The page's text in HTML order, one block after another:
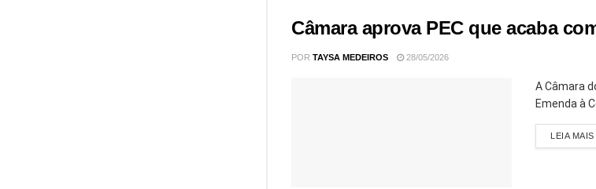
Câmara aprova PEC que acaba
POR TAYSA MEDEIROS 28/05/2026
A Câmara
Emenda à
LEIA MAIS